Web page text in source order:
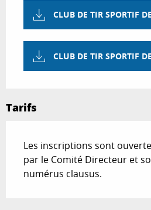
CLUB DE TIR SPORTIF
CLUB DE TIR SPORTIF
Tarifs
Les inscriptions sont
par le Comité Directeur et
numérus clausus.